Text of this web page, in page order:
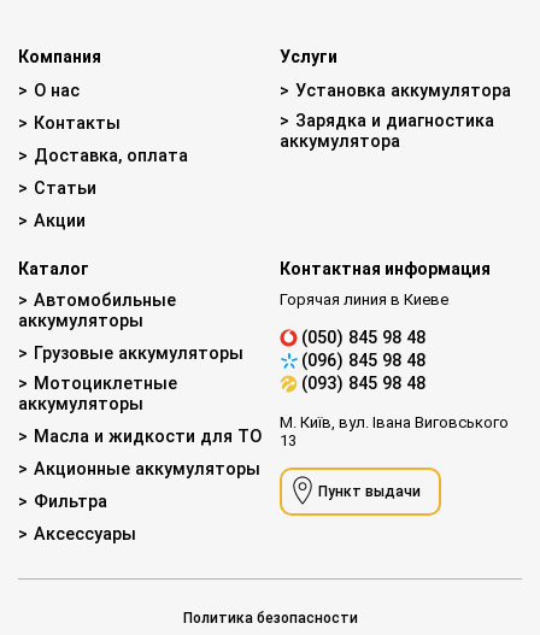
Компания
О нас
Контакты
Доставка, оплата
Статьи
Акции
Услуги
Установка аккумулятора
Зарядка и диагностика
аккумулятора
Каталог
Автомобильные
аккумуляторы
Грузовые аккумуляторы
Мотоциклетные
аккумуляторы
Масла и жидкости для ТО
Акционные аккумуляторы
Фильтра
Аксессуары
Контактная информация
Горячая линия в Киеве
(050) 845 98 48
(096) 845 98 48
(093) 845 98 48
М. Київ, вул. Івана Виговського
13
Пункт выдачи
Политика безопасности